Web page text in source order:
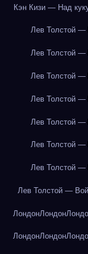
Кэн Кизи — Над
Лев Толстой —
Лев Толстой —
Лев Толстой —
Лев Толстой —
Лев Толстой —
Лев Толстой —
Лев Толстой —
Лев Толстой —
ЛондонЛондон
ЛондонЛондон